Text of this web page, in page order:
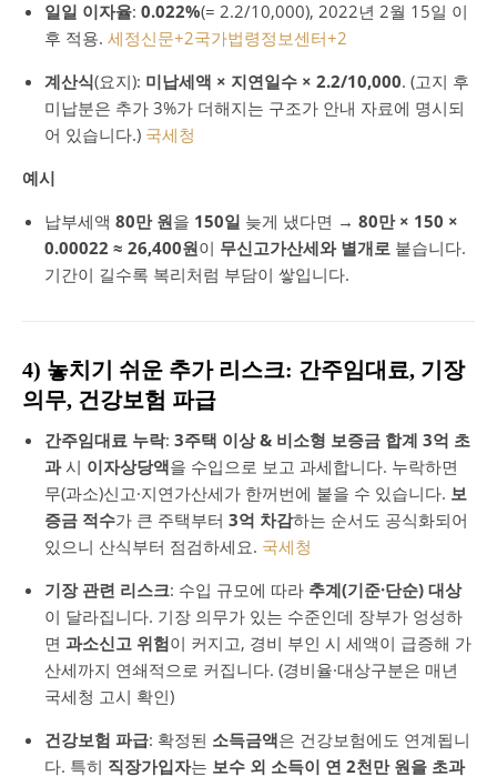
일일 이자율: 0.022%(= 2.2/10,000), 2022년 2월 15일 이
후 적용. 세정신문+2국가법령정보센터+2
계산식(요지): 미납세액 × 지연일수 × 2.2/10,000. (고지 후
미납분은 추가 3%가 더해지는 구조가 안내 자료에 명시되
어 있습니다.) 국세청
예시
납부세액 80만 원을 150일 늦게 냈다면 → 80만 × 150 ×
0.00022 ≈ 26,400원이 무신고가산세와 별개로 붙습니다.
기간이 길수록 복리처럼 부담이 쌓입니다.
4) 놓치기 쉬운 추가 리스크: 간주임대료, 기장
의무, 건강보험 파급
간주임대료 누락: 3주택 이상 & 비소형 보증금 합계 3억 초
과시 이자상당액을 수입으로 보고 과세합니다. 누락하면
무(과소)신고·지연가산세가 한꺼번에 붙을 수 있습니다. 보
증금 적수가 큰 주택부터 3억 차감하는 순서도 공식화되어
있으니 산식부터 점검하세요. 국세청
기장 관련 리스크: 수입 규모에 따라 추계(기준·단순) 대상
이 달라집니다. 기장 의무가 있는 수준인데 장부가 엉성하
면 과소신고 위험이 커지고, 경비 부인 시 세액이 급증해 가
산세까지 연쇄적으로 커집니다. (경비율·대상구분은 매년
국세청 고시 확인)
건강보험 파급: 확정된 소득금액은 건강보험에도 연계됩니
다. 특히 직장가입자는 보수 외 소득이 연 2천만 원을 초과